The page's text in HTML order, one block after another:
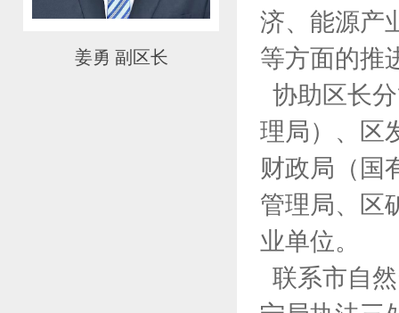
姜勇 副区长
济、能源产
等方面的推
协助区长
理局）、区
财政局（国
管理局、区
业单位。
联系市自